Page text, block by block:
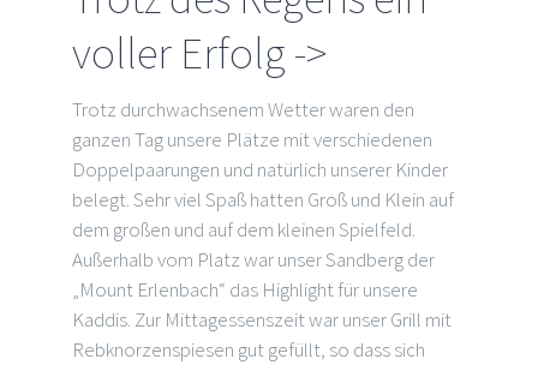
voller Erfolg ->
Trotz durchwachsenem Wetter waren den
ganzen Tag unsere Plätze mit verschiedenen
Doppelpaarungen und natürlich unserer Kinder
belegt. Sehr viel Spaß hatten Groß und Klein auf
dem großen und auf dem kleinen Spielfeld.
Außerhalb vom Platz war unser Sandberg der
„Mount Erlenbach“ das Highlight für unsere
Kaddis. Zur Mittagessenszeit war unser Grill mit
Rebknorzenspiesen gut gefüllt, so dass sich